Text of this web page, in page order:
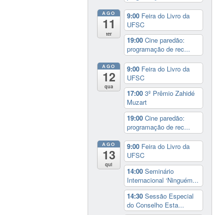
AGO
11
ter
9:00 Feira do Livro da
UFSC
19:00Cine paredão:
programação de rec...
AGO
12
qua
9:00 Feira do Livro da
UFSC
17:003º Prêmio Zahidé
Muzart
19:00Cine paredão:
programação de rec...
AGO
13
qui
9:00 Feira do Livro da
UFSC
14:00Seminário
Internacional ‘Ninguém...
14:30Sessão Especial
do Conselho Esta...